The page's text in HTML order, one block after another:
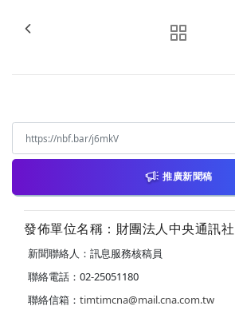
推廣新聞稿
發佈單位名稱：財團法人中央通訊社
新聞聯絡人：訊息服務核稿員
聯絡電話：02-25051180
聯絡信箱： timtimcna@mail.cna.com.tw